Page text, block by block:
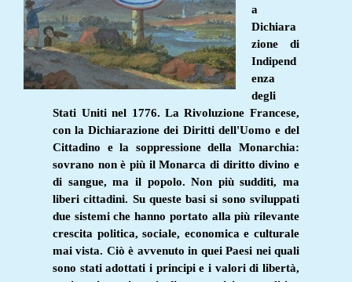
a
Dichiara
zione di
Indipend
enza
degli
Stati Uniti nel 1776. La Rivoluzione Francese,
con la Dichiarazione dei Diritti dell'Uomo e del
Cittadino e la soppressione della Monarchia:
sovrano non è più il Monarca di diritto divino e
di sangue, ma il popolo. Non più sudditi, ma
liberi cittadini. Su queste basi si sono sviluppati
due sistemi che hanno portato alla più rilevante
crescita politica, sociale, economica e culturale
mai vista. Ciò è avvenuto in quei Paesi nei quali
sono stati adottati i principi e i valori di libertà,